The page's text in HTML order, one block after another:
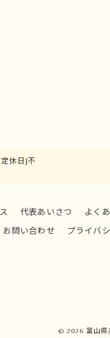
休日]不
代表あいさつ よく
お問い合わせ プライバ
© 2026 富山県